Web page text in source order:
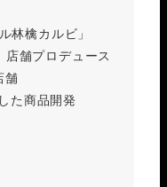
林檎カルビ」
舗プロデュース
舗
た商品開発